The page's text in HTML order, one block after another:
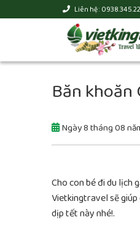
Liên hệ :
Băn
Ngày 8 tháng 08
Cho con bé đi du lịch
Vietkingtravel sẽ
dịp tết này nhé!.